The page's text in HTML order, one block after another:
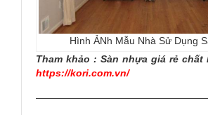
Hình ẢNh Mẫu Nhà Sử Dụng
Tham khảo : Sàn nhựa giá rẻ
https://kori.com.vn/